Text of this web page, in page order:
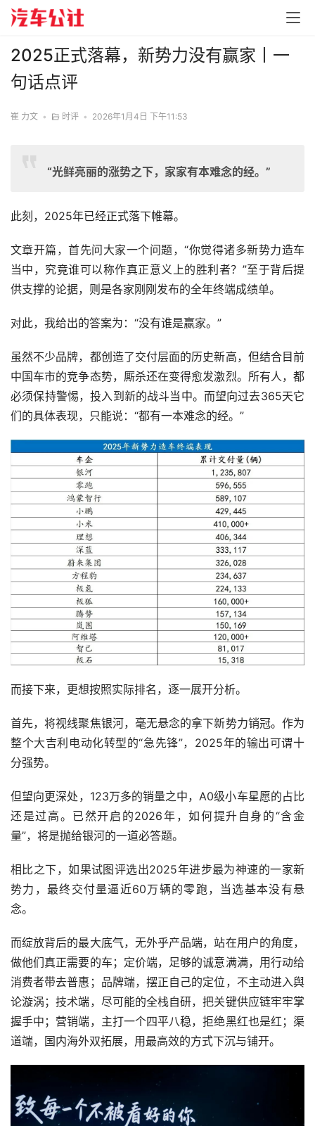
2025正式落幕，新势力没有赢家丨一
句话点评
崔 力文 • 时评 • 2026年1月4日 下午11:53
“光鲜亮丽的涨势之下，家家有本难念的经。”
此刻，2025年已经正式落下帷幕。
文章开篇，首先问大家一个问题，“你觉得诸多新势力造车
当中，究竟谁可以称作真正意义上的胜利者？”至于背后提
供支撑的论据，则是各家刚刚发布的全年终端成绩单。
对此，我给出的答案为：“没有谁是赢家。”
虽然不少品牌，都创造了交付层面的历史新高，但结合目前
中国车市的竞争态势，厮杀还在变得愈发激烈。所有人，都
必须保持警惕，投入到新的战斗当中。而望向过去365天它
们的具体表现，只能说：“都有一本难念的经。”
而接下来，更想按照实际排名，逐一展开分析。
首先，将视线聚焦银河，毫无悬念的拿下新势力销冠。作为
整个大吉利电动化转型的“急先锋”，2025年的输出可谓十
分强势。
但望向更深处，123万多的销量之中，A0级小车星愿的占比
还是过高。已然开启的2026年，如何提升自身的“含金
量”，将是抛给银河的一道必答题。
相比之下，如果试图评选出2025年进步最为神速的一家新
势力，最终交付量逼近60万辆的零跑，当选基本没有悬
念。
而绽放背后的最大底气，无外乎产品端，站在用户的角度，
做他们真正需要的车；定价端，足够的诚意满满，用行动给
消费者带去普惠；品牌端，摆正自己的定位，不主动进入舆
论漩涡；技术端，尽可能的全栈自研，把关键供应链牢牢掌
握手中；营销端，主打一个四平八稳，拒绝黑红也是红；渠
道端，国内海外双拓展，用最高效的方式下沉与铺开。